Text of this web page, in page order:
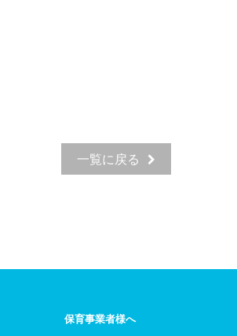
一覧に戻る
保育事業者様へ